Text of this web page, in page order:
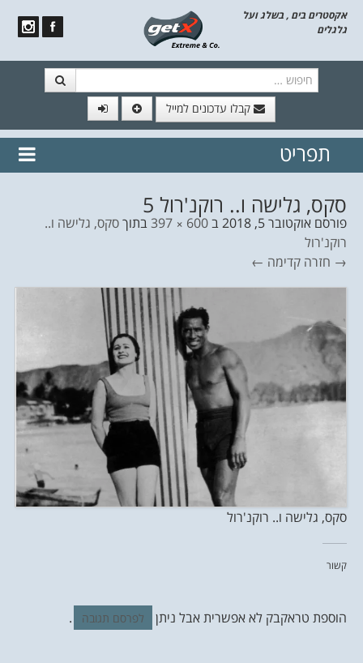
אקסטרים בים , בשלג ועל
גלגלים
קבלו עדכונים למייל
// הצטרף לרשימת תפוצה!
נשמח
תפריט
סקס, גלישה ו.. רוקנ'רול 5
פורסם אוקטובר 5, 2018 ב600 × 397 בתוךסקס, גלישה ו..
רוקנ'רול
→ חזרה קדימה ←
סקס, גלישה ו.. רוקנ'רול
קשור
הוספת טראקבק לא אפשרית אבל ניתן לפרסם תגובה .